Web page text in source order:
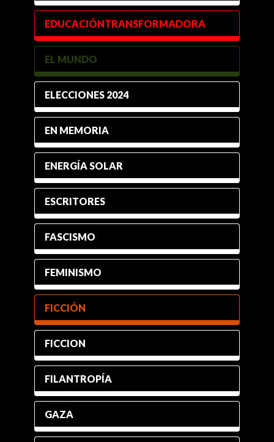
EDUCACIÓNTRANSFORMADORA
EL MUNDO
ELECCIONES 2024
EN MEMORIA
ENERGÍA SOLAR
ESCRITORES
FASCISMO
FEMINISMO
FICCIÓN
FICCION
FILANTROPÍA
GAZA